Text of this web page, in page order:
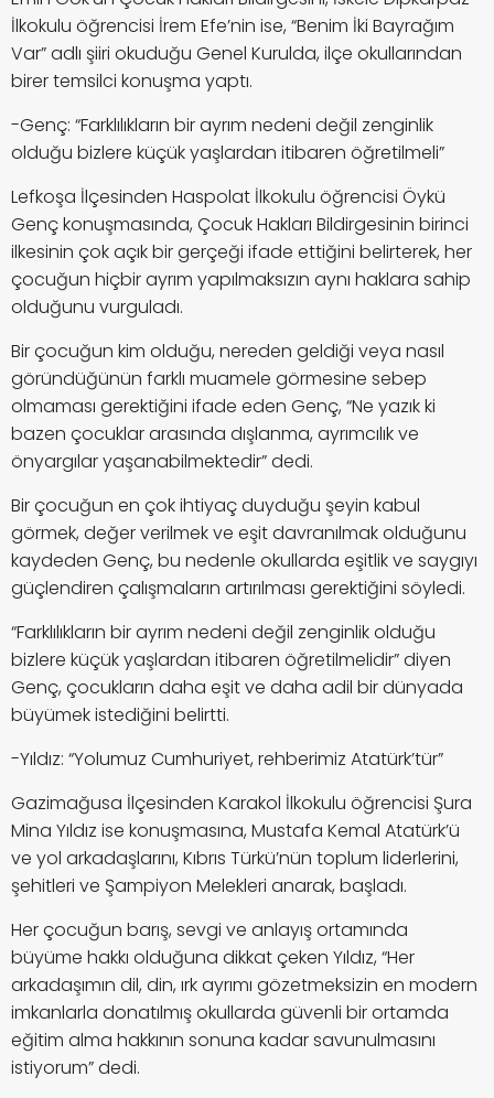
İlkokulu öğrencisi İrem Efe’nin ise, “Benim İki Bayrağım
Var” adlı şiiri okuduğu Genel Kurulda, ilçe okullarından
birer temsilci konuşma yaptı.
-Genç: “Farklılıkların bir ayrım nedeni değil zenginlik
olduğu bizlere küçük yaşlardan itibaren öğretilmeli”
Lefkoşa İlçesinden Haspolat İlkokulu öğrencisi Öykü
Genç konuşmasında, Çocuk Hakları Bildirgesinin birinci
ilkesinin çok açık bir gerçeği ifade ettiğini belirterek, her
çocuğun hiçbir ayrım yapılmaksızın aynı haklara sahip
olduğunu vurguladı.
Bir çocuğun kim olduğu, nereden geldiği veya nasıl
göründüğünün farklı muamele görmesine sebep
olmaması gerektiğini ifade eden Genç, “Ne yazık ki
bazen çocuklar arasında dışlanma, ayrımcılık ve
önyargılar yaşanabilmektedir” dedi.
Bir çocuğun en çok ihtiyaç duyduğu şeyin kabul
görmek, değer verilmek ve eşit davranılmak olduğunu
kaydeden Genç, bu nedenle okullarda eşitlik ve saygıyı
güçlendiren çalışmaların artırılması gerektiğini söyledi.
“Farklılıkların bir ayrım nedeni değil zenginlik olduğu
bizlere küçük yaşlardan itibaren öğretilmelidir” diyen
Genç, çocukların daha eşit ve daha adil bir dünyada
büyümek istediğini belirtti.
-Yıldız: “Yolumuz Cumhuriyet, rehberimiz Atatürk’tür”
Gazimağusa İlçesinden Karakol İlkokulu öğrencisi Şura
Mina Yıldız ise konuşmasına, Mustafa Kemal Atatürk’ü
ve yol arkadaşlarını, Kıbrıs Türkü’nün toplum liderlerini,
şehitleri ve Şampiyon Melekleri anarak, başladı.
Her çocuğun barış, sevgi ve anlayış ortamında
büyüme hakkı olduğuna dikkat çeken Yıldız, “Her
arkadaşımın dil, din, ırk ayrımı gözetmeksizin en modern
imkanlarla donatılmış okullarda güvenli bir ortamda
eğitim alma hakkının sonuna kadar savunulmasını
istiyorum” dedi.